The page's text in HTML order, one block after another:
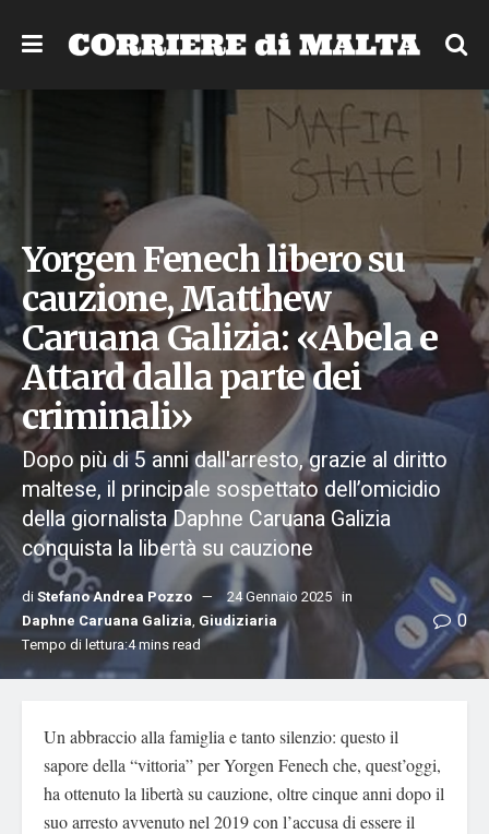
Yorgen Fenech libero su
cauzione, Matthew
Caruana Galizia: «Abela e
Attard dalla parte dei
criminali»
Dopo più di 5 anni dall'arresto, grazie al diritto
maltese, il principale sospettato dell’omicidio
della giornalista Daphne Caruana Galizia
conquista la libertà su cauzione
diStefano Andrea Pozzo 24 Gennaio 2025 in
Daphne Caruana Galizia, Giudiziaria
Tempo di lettura:4 mins read
0
Un abbraccio alla famiglia e tanto silenzio: questo il
sapore della “vittoria” per Yorgen Fenech che, quest’oggi,
ha ottenuto la libertà su cauzione, oltre cinque anni dopo il
suo arresto avvenuto nel 2019 con l’accusa di essere il